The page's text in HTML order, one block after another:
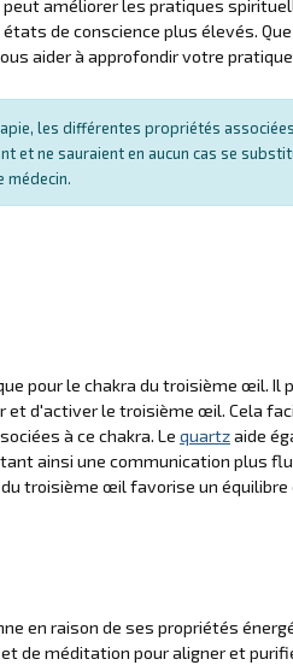
améliorer les pratiques
de conscience plus élevés.
aider à approfondir votre
les différentes propriétés
et ne sauraient en aucun cas se
médecin.
pour le chakra du troisième œil. Il
et d'activer le troisième œil. Cela
à ce chakra. Le quartzaide
ainsi une communication plus
troisième œil favorise un
en raison de ses propriétés
de méditation pour aligner et